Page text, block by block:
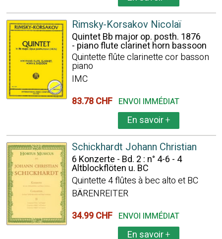
Rimsky-Korsakov Nicolaï
Quintet Bb major op. posth. 1876
- piano flute clarinet horn bassoon
Quintette flûte clarinette cor basson
piano
IMC
83.78 CHF ENVOI IMMÉDIAT
En savoir+
Schickhardt Johann Christian
6 Konzerte - Bd. 2 : n° 4-6 - 4
Altblockflöten u. BC
Quintette 4 flûtes à bec alto et BC
BÄRENREITER
34.99 CHF ENVOI IMMÉDIAT
En savoir+